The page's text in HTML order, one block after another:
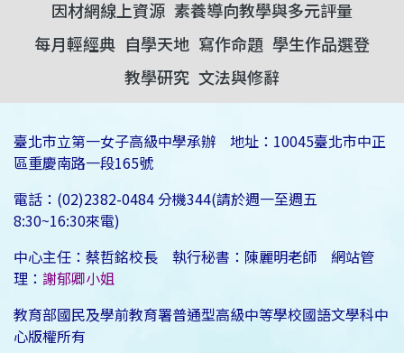
因材網線上資源 素養導向教學與多元評量
每月輕經典 自學天地 寫作命題 學生作品選登
教學研究 文法與修辭
臺北市立第一女子高級中學承辦 地址：10045臺北市中正
區重慶南路一段165號
電話：(02)2382-0484 分機344(請於週一至週五
8:30~16:30來電)
中心主任：蔡哲銘校長 執行秘書：陳麗明老師 網站管
理： 謝郁卿小姐
教育部國民及學前教育署普通型高級中等學校國語文學科中
心版權所有